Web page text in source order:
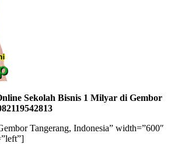
Sekolah Bisnis 1 Milyar di Gembor
Tangerang, Indonesia” width=”600″